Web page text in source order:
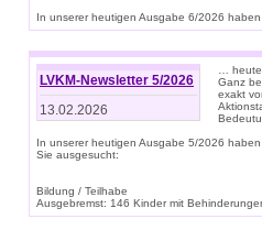
In unserer heutigen Ausgabe 6/2026
LVKM-Newsletter 5/2026
13.02.2026
…
Ganz
exakt
In unserer heutigen Ausgabe 5/2026
Sie ausgesucht:
Bildung / Teilhabe
Ausgebremst: 146 Kinder mit